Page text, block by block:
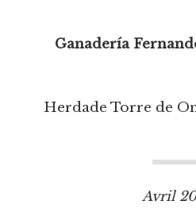
Ganadería
Herdade Torre de
Avril